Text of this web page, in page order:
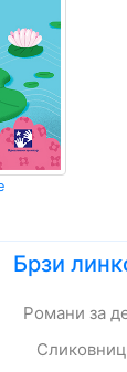
Брзи
Романи за